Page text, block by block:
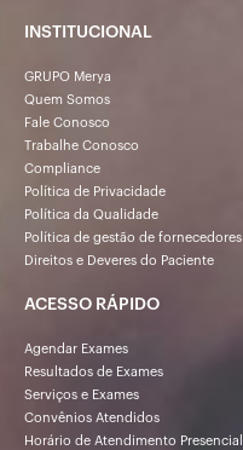
INSTITUCIONAL
GRUPO Merya
Quem Somos
Fale Conosco
Trabalhe Conosco
Compliance
Política de Privacidade
Política da Qualidade
Política de gestão de fornecedores
Direitos e Deveres do Paciente
ACESSO RÁPIDO
Agendar Exames
Resultados de Exames
Serviços e Exames
Convênios Atendidos
Horário de Atendimento Presencial